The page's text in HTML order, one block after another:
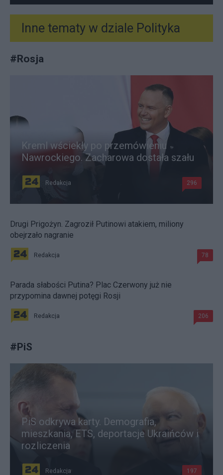
Inne tematy w dziale Polityka
#Rosja
Kreml wściekły po przemówieniu
Nawrockiego. Zacharowa dostała szału
Redakcja 296
Drugi Prigożyn. Zagroził Putinowi atakiem, miliony
obejrzało nagranie
Redakcja 78
Parada słabości Putina? Plac Czerwony już nie
przypomina dawnej potęgi Rosji
Redakcja 206
#PiS
PiS odkrywa karty. Demografia,
mieszkania, ETS, deportacje Ukraińców i
rozliczenia
Redakcja 197